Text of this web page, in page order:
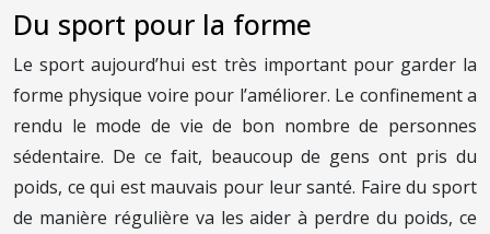
Du sport pour la forme
Le sport aujourd’hui est très important pour garder la
forme physique voire pour l’améliorer. Le confinement a
rendu le mode de vie de bon nombre de personnes
sédentaire. De ce fait, beaucoup de gens ont pris du
poids, ce qui est mauvais pour leur santé. Faire du sport
de manière régulière va les aider à perdre du poids, ce